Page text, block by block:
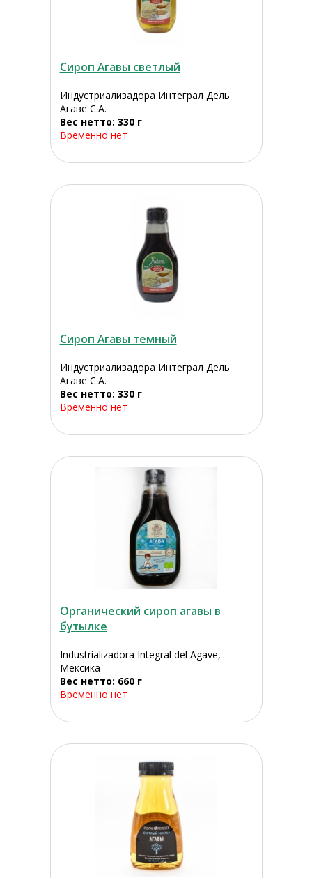
Сироп Агавы светлый
Индустриализадора Интеграл Дель
Агаве С.А.
Вес нетто: 330 г
Временно нет
Сироп Агавы темный
Индустриализадора Интеграл Дель
Агаве С.А.
Вес нетто: 330 г
Временно нет
Органический сироп агавы в
бутылке
Industrializadora Integral del Agave,
Мексика
Вес нетто: 660 г
Временно нет